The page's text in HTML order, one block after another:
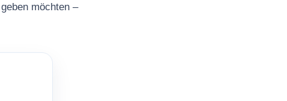
möchten –